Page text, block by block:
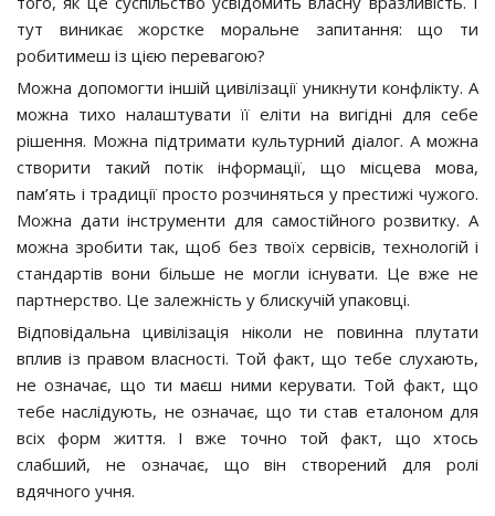
тут виникає жорстке моральне запитання: що ти
робитимеш із цією перевагою?
Можна допомогти іншій цивілізації уникнути конфлікту. А
можна тихо налаштувати її еліти на вигідні для себе
рішення. Можна підтримати культурний діалог. А можна
створити такий потік інформації, що місцева мова,
пам’ять і традиції просто розчиняться у престижі чужого.
Можна дати інструменти для самостійного розвитку. А
можна зробити так, щоб без твоїх сервісів, технологій і
стандартів вони більше не могли існувати. Це вже не
партнерство. Це залежність у блискучій упаковці.
Відповідальна цивілізація ніколи не повинна плутати
вплив із правом власності. Той факт, що тебе слухають,
не означає, що ти маєш ними керувати. Той факт, що
тебе наслідують, не означає, що ти став еталоном для
всіх форм життя. І вже точно той факт, що хтось
слабший, не означає, що він створений для ролі
вдячного учня.